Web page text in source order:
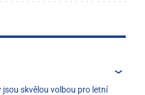
skvělou volbou pro letní